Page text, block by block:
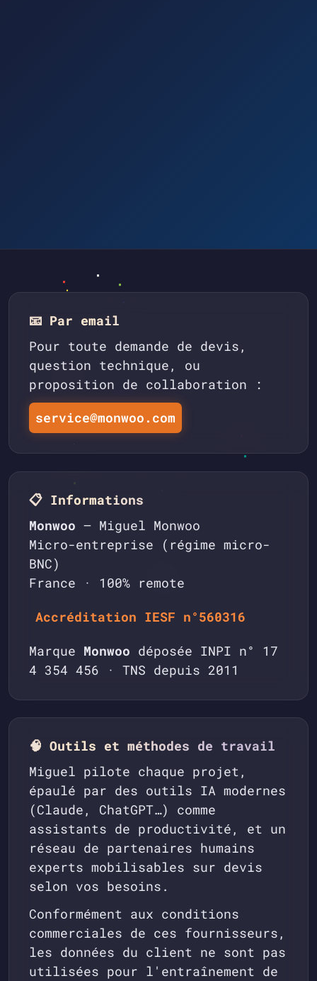
📧 Par email
Pour toute demande de devis,
question technique, ou
proposition de collaboration :
service@monwoo.com
📋 Informations
Monwoo — Miguel Monwoo
Micro-entreprise (régime micro-
BNC)
France · 100% remote
Accréditation IESF n°560316
Marque Monwoo déposée INPI n° 17
4 354 456 · TNS depuis 2011
🧠 Outils et méthodes de travail
Miguel pilote chaque projet,
épaulé par des outils IA modernes
(Claude, ChatGPT…) comme
assistants de productivité, et un
réseau de partenaires humains
experts mobilisables sur devis
selon vos besoins.
Conformément aux conditions
commerciales de ces fournisseurs,
les données du client ne sont pas
utilisées pour l'entraînement de